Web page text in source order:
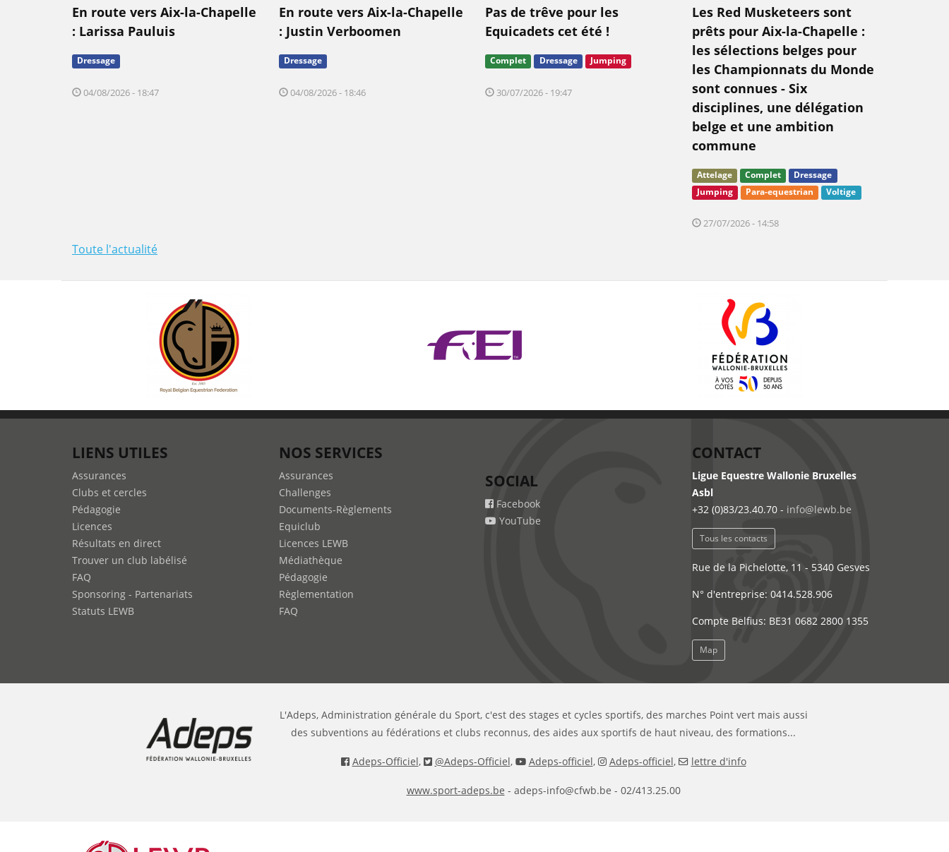
En route vers Aix-la-Chapelle
: Larissa Pauluis
Dressage
04/08/2026 - 18:47
En route vers Aix-la-Chapelle
: Justin Verboomen
Dressage
04/08/2026 - 18:46
Pas de trêve pour les
Equicadets cet été !
Complet Dressage Jumping
30/07/2026 - 19:47
Les Red Musketeers sont
prêts pour Aix-la-Chapelle :
les sélections belges pour
les Championnats du Monde
sont connues - Six
disciplines, une délégation
belge et une ambition
commune
Attelage Complet
Dressage
Jumping
Para-equestrian Voltige
27/07/2026 - 14:58
Toute l'actualité
LIENS UTILES
Assurances
Clubs et cercles
Pédagogie
Licences
Résultats en direct
Trouver un club labélisé
FAQ
Sponsoring - Partenariats
Statuts LEWB
NOS SERVICES
Assurances
Challenges
Documents-Règlements
Equiclub
Licences LEWB
Médiathèque
Pédagogie
Règlementation
FAQ
SOCIAL
Facebook
YouTube
CONTACT
Ligue Equestre Wallonie Bruxelles
Asbl
+32 (0)83/23.40.70 - info@lewb.be
Tous les contacts
Rue de la Pichelotte, 11 - 5340 Gesves
N° d'entreprise: 0414.528.906
Compte Belfius: BE31 0682 2800 1355
Map
L'Adeps, Administration générale du Sport, c'est des stages et cycles sportifs, des marches Point vert mais aussi
des subventions au fédérations et clubs reconnus, des aides aux sportifs de haut niveau, des formations...
Adeps-Officiel, @Adeps-Officiel, Adeps-officiel, Adeps-officiel, lettre d'info
www.sport-adeps.be - adeps-info@cfwb.be - 02/413.25.00